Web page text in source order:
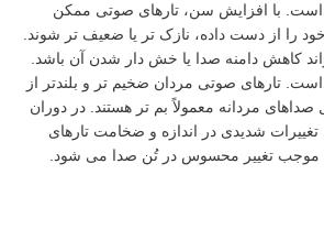
با افزایش سن، تارهای صوتی ممکن
را از دست داده، نازک تر یا ضعیف تر شوند.
کاهش دامنه صدا یا خش دار شدن آن باشد.
است. تارهای صوتی مردان ضخیم تر و بلندتر از
مردانه معمولاً بم تر هستند. در دوران
تغییرات شدیدی در اندازه و ضخامت تارهای
موجب تغییر محسوس در تُن صدا می شود.